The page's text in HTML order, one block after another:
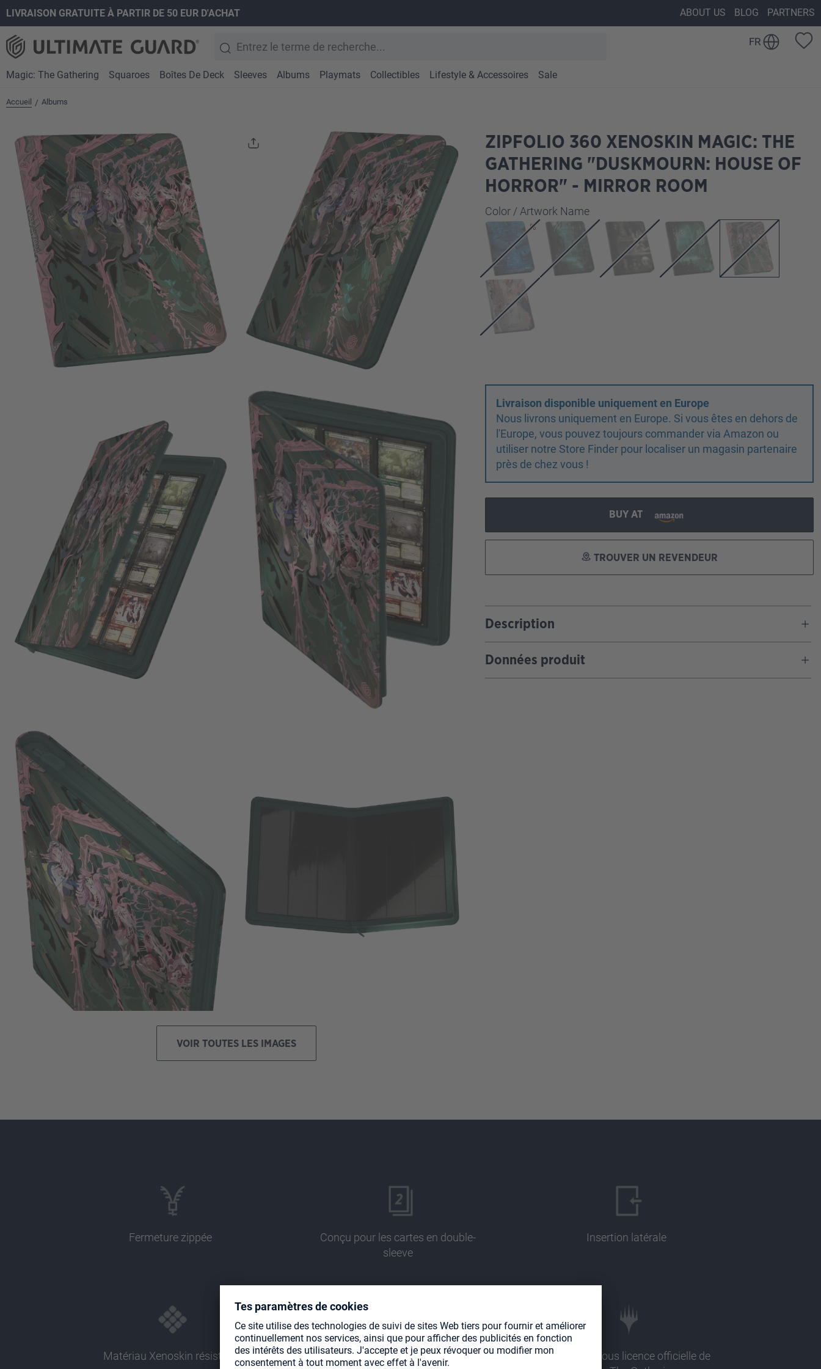
Passer à la navigation principale
LIVRAISON GRATUITE À PARTIR DE 50 EUR D'ACHAT ABOUT US BLOG PARTNERS
FR
Magic: The Gathering Squaroes Boîtes De Deck Sleeves Albums Playmats Collectibles Lifestyle & Accessoires Sale
Accueil / Albums
VOIR TOUTES LES IMAGES
ZIPFOLIO 360 XENOSKIN MAGIC: THE
GATHERING "DUSKMOURN: HOUSE OF
HORROR" - MIRROR ROOM
Sélectionnez
Color / Artwork Name
Livraison disponible uniquement en Europe
Nous livrons uniquement en Europe. Si vous êtes en dehors de
l'Europe, vous pouvez toujours commander via Amazon ou
utiliser notre Store Finder pour localiser un magasin partenaire
près de chez vous !
BUY AT
TROUVER UN REVENDEUR
Description
Données produit
Fermeture zippée
Conçu pour les cartes en double-
sleeve
Insertion latérale
Matériau Xenoskin résistant Pages sans acide ni PVC
Illustration sous licence officielle de